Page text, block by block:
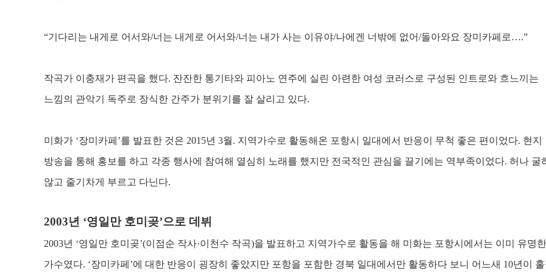
“기다리는 내게로 어서와/너는 내게로 어서와/너는 내가 사는 이유야/나에겐 너밖에 없어/돌아와요 장미카페로….”
작곡가 이충재가 편곡을 했다. 잔잔한 통기타와 피아노 연주에 실린 아련한 여성 코러스로 구성된 인트로와 흐느끼는
느낌의 관악기 독주로 장식한 간주가 분위기를 잘 살리고 있다.
미화가 ‘장미카페 ’를 발표한 것은 2015년 3월. 지역가수로 활동해온 포항시 일대에서 반응이 무척 좋은 편이었다. 현지
방송을 통해 홍보를 하고 각종 행사에 참여해 열심히 노래를 했지만 전국적인 관심을 끌기에는 역부족이었다. 허나 굴
않고 줄기차게 부르고 다닌다.
2003년 ‘영일만 호미곶’으로 데뷔
2003년 ‘영일만 호미곶’(이점순 작사·이천수 작곡)을 발표하고 지역가수로 활동을 해 미화는 포항시에서는 이미 유명한
가수였다. ‘장미카페 ’에 대한 반응이 굉장히 좋았지만 포항을 포함한 경북 일대에서만 활동하다 보니 어느새 10년이 훌